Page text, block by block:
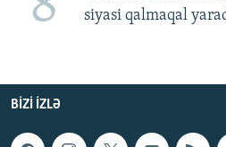
siyasi qalmaqal
BIZI IZLƏ